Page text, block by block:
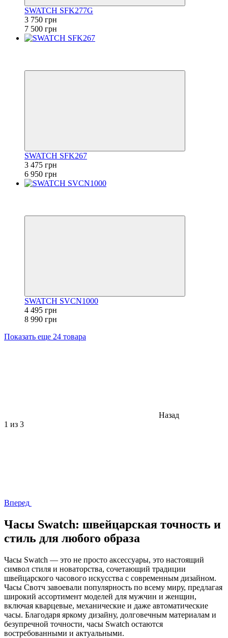
SWATCH SFK277G
3 750 грн
7 500 грн
SWATCH SFK267
3 475 грн
6 950 грн
SWATCH SVCN1000
4 495 грн
8 990 грн
Показать еще 24 товара
Назад
1 из 3
Вперед
Часы Swatch: швейцарская точность и
стиль для любого образа
Часы Swatch — это не просто аксессуары, это настоящий
символ стиля и новаторства, сочетающий традиции
швейцарского часового искусства с современным дизайном.
Часы Свотч завоевали популярность по всему миру, предлагая
широкий ассортимент моделей для мужчин и женщин,
включая кварцевые, механические и даже автоматические
часы. Благодаря яркому дизайну, долговечным материалам и
безупречной точности, часы Swatch остаются
востребованными и актуальными.